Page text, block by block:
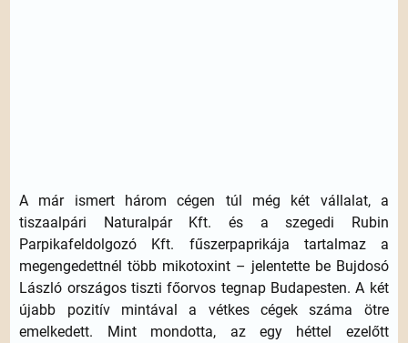
A már ismert három cégen túl még két vállalat, a
tiszaalpári Naturalpár Kft. és a szegedi Rubin
Parpikafeldolgozó Kft. fűszerpaprikája tartalmaz a
megengedettnél több mikotoxint – jelentette be Bujdosó
László országos tiszti főorvos tegnap Budapesten. A két
újabb pozitív mintával a vétkes cégek száma ötre
emelkedett. Mint mondotta, az egy héttel ezelőtt